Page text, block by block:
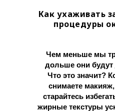
Чем меньше мы
дольше они будут
Что это значит?
снимаете
старайтесь
жирные текстуры
Как ухаживать
процедуры